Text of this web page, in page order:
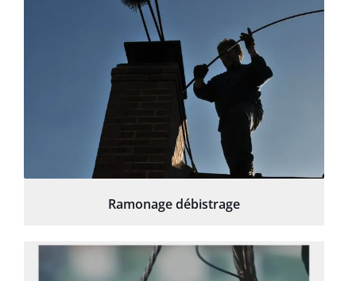
Ramonage débistrage